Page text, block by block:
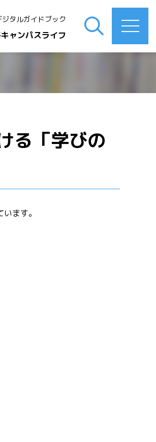
ジタルガイドブック
キャンパスライフ
る「学びの
ます。